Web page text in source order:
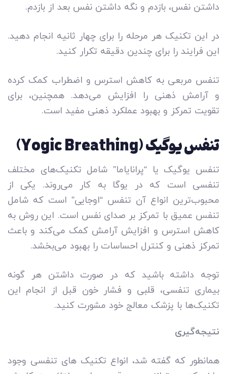
داشتن نفس، بازدم و نگه داشتن نفس بعد از بازدم.
در این تکنیک هر مرحله را برای چهار ثانیه انجام دهید.
این فرایند را برای چندین دقیقه تکرار کنید.
تنفس مربعی به کاهش استرس و اضطراب کمک کرده
و آرامش ذهنی را افزایش می‌دهد. همچنین، برای
تقویت تمرکز و بهبود عملکرد ذهنی مفید است.
تنفس یوگیک (Yogic Breathing)
تنفس یوگیک یا “پرانایاما” شامل تکنیک‌های مختلف
تنفسی است که در یوگا به کار می‌روند. یکی از
محبوب‌ترین انواع آن تنفس “اوجایی” است که شامل
تنفس عمیق با تمرکز بر صدای نفس است. این روش به
کاهش استرس و افزایش آرامش کمک می‌کند و باعث
تمرکز ذهنی و کنترل احساسات را بهبود می‌بخشد.
توجه داشته باشید که در صورت داشتن هر گونه
بیماری تنفسی، قلبی و فشار خون قبل از انجام این
تکنیک­‌ها با پزشک معالج خود مشورت کنید.
نتیجه‌گیری
همانطور که گفته شد، انواع تکنیک های تنفسی وجود